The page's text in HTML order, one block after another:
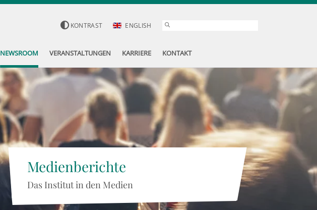
KONTRAST ENGLISH
NEWSROOM VERANSTALTUNGEN KARRIERE KONTAKT
Medienberichte
Das Institut in den Medien